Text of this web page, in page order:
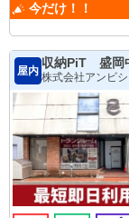
今だけ！！
屋内
収納PiT 盛岡
株式会社アンビ